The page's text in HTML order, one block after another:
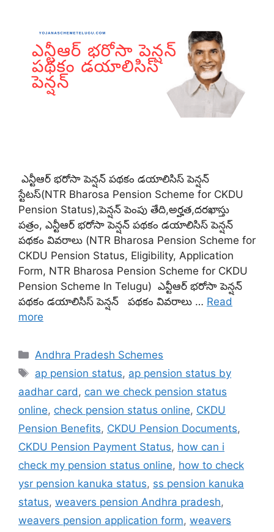
ఎన్టీఆర్ భరోసా పెన్షన్ పథకం డయాలిసిస్ పెన్షన్
స్టేటస్(NTR Bharosa Pension Scheme for CKDU
Pension Status),పెన్షన్ పెంపు తేది,అర్హత,దరఖాస్తు
పత్రం, ఎన్టీఆర్ భరోసా పెన్షన్ పథకం డయాలిసిస్ పెన్షన్
పథకం వివరాలు (NTR Bharosa Pension Scheme for
CKDU Pension Status, Eligibility, Application
Form, NTR Bharosa Pension Scheme for CKDU
Pension Scheme In Telugu) ఎన్టీఆర్ భరోసా పెన్షన్
పథకం డయాలిసిస్ పెన్షన్ పథకం వివరాలు … Read
more
Categories
Andhra Pradesh Schemes
Tags
ap pension status, ap pension status by
aadhar card, can we check pension status
online, check pension status online, CKDU
Pension Benefits, CKDU Pension Documents,
CKDU Pension Payment Status, how can i
check my pension status online, how to check
ysr pension kanuka status, ss pension kanuka
status, weavers pension Andhra pradesh,
weavers pension application form, weavers